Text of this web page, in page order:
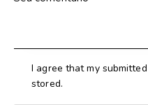
I agree that my
stored.